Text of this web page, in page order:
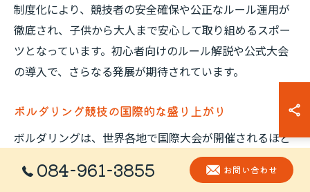
制度化により、競技者の安全確保や公正なルール運用が
徹底され、子供から大人まで安心して取り組めるスポー
ツとなっています。初心者向けのルール解説や公式大会
の導入で、さらなる発展が期待されています。
ボルダリング競技の国際的な盛り上がり
ボルダリングは、世界各地で国際大会が開催されるほど
人気を集めています。特にヨーロッパやアジアを中心
に、若年層や女性の参加者が増加し、競技レベルも年々
084-961-3855 お問い合わせ